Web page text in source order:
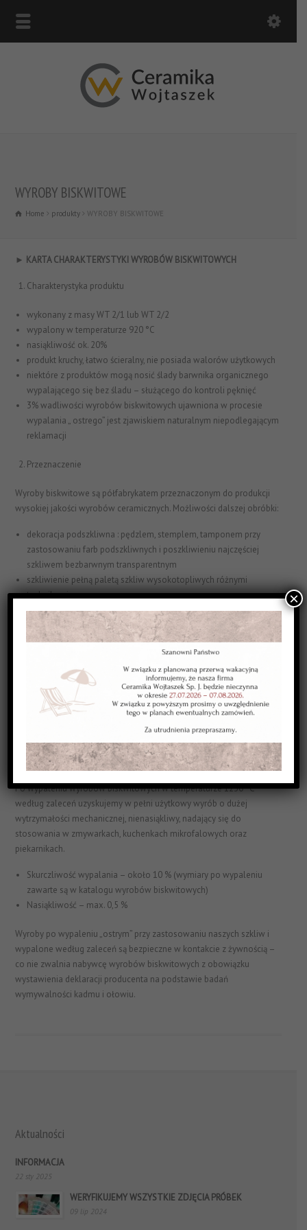
WYROBY BISKWITOWE
Home produkty WYROBY BISKWITOWE
► KARTA CHARAKTERYSTYKI WYROBÓW BISKWITOWYCH
Charakterystyka produktu
wykonany z masy WT 2/1 lub WT 2/2
wypalony w temperaturze 920 °C
nasiąkliwość ok. 20%
produkt kruchy, łatwo ścieralny, nie posiada walorów użytkowych
niektóre z produktów mogą nosić ślady barwnika organicznego
wypalającego się bez śladu – służącego do kontroli pęknięć
3% wadliwości wyrobów biskwitowych ujawniona w procesie
wypalania „ ostrego” jest zjawiskiem naturalnym niepodlegającym
reklamacji
Przeznaczenie
Wyroby biskwitowe są półfabrykatem przeznaczonym do produkcji
wysokiej jakości wyrobów ceramicznych. Możliwości dalszej obróbki:
dekoracja podszkliwna : pędzlem, stemplem, tamponem przy
zastosowaniu farb podszkliwnych i poszkliwieniu najczęściej
szkliwem bezbarwnym transparentnym
szkliwienie pełną paletą szkliw wysokotopliwych różnymi
technikami:
poprzez zanurzanie
natryskiem
pędzlem
nakładanie szkliw na szkliwo
przecieranie
wypalanie na ostro optymalnie w temperaturze 1230 °C z 30
minutowym „przetrzymaniem” w temperaturze maksymalnej
(zalecany przyrost temperatury 2,0 ÷ 3,0 °C/min)
Charakterystyka produktu po wypaleniu „ostrym”
Po wypaleniu wyrobów biskwitowych w temperaturze 1230 °C
według zaleceń uzyskujemy w pełni użytkowy wyrób o dużej
wytrzymałości mechanicznej, nienasiąkliwy, nadający się do
stosowania w zmywarkach, kuchenkach mikrofalowych oraz
piekarnikach.
Skurczliwość wypalania – około 10 % (wymiary po wypaleniu
zawarte są w katalogu wyrobów biskwitowych)
Nasiąkliwość – max. 0,5 %
Wyroby po wypaleniu „ostrym” przy zastosowaniu naszych szkliw i
wypalone według zaleceń są bezpieczne w kontakcie z żywnością –
co nie zwalnia nabywcę wyrobów biskwitowych z obowiązku
wystawienia deklaracji producenta na podstawie badań
wymywalności kadmu i ołowiu.
Aktualności
INFORMACJA
22 sty 2025
WERYFIKUJEMY WSZYSTKIE ZDJĘCIA PRÓBEK
09 lip 2024
×